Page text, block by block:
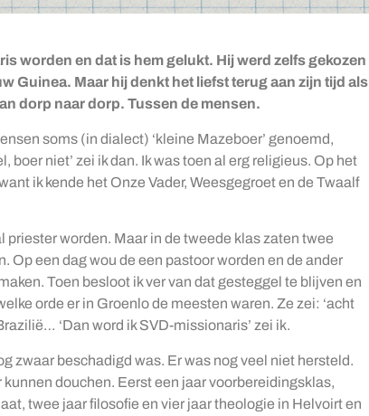
worden en dat is hem gelukt. Hij werd zelfs gekozen
Guinea. Maar hij denkt het liefst terug aan zijn tijd als
dorp naar dorp. Tussen de mensen.
soms (in dialect) ‘kleine Mazeboer’ genoemd,
boer niet’ zei ik dan. Ik was toen al erg religieus. Op het
ik kende het Onze Vader, Weesgegroet en de Twaalf
priester worden. Maar in de tweede klas zaten twee
Op een dag wou de een pastoor worden en de ander
Toen besloot ik ver van dat gesteggel te blijven en
orde er in Groenlo de meesten waren. Ze zei: ‘acht
‘Dan word ik SVD-missionaris’ zei ik.
zwaar beschadigd was. Er was nog veel niet hersteld.
douchen. Eerst een jaar voorbereidingsklas,
twee jaar filosofie en vier jaar theologie in Helvoirt en